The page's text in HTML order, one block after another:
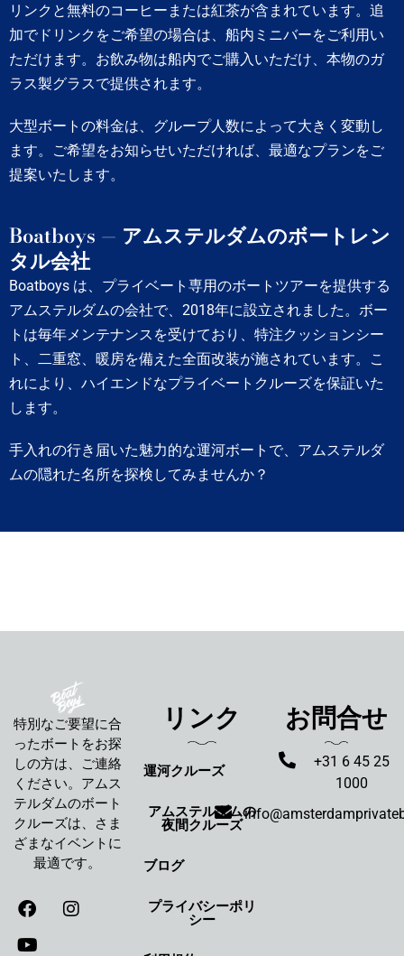
リンクと無料のコーヒーまたは紅茶が含まれています。追
加でドリンクをご希望の場合は、船内ミニバーをご利用い
ただけます。お飲み物は船内でご購入いただけ、本物のガ
ラス製グラスで提供されます。
大型ボートの料金は、グループ人数によって大きく変動し
ます。ご希望をお知らせいただければ、最適なプランをご
提案いたします。
Boatboys — アムステルダムのボートレン
タル会社
Boatboys は、プライベート専用のボートツアーを提供する
アムステルダムの会社で、2018年に設立されました。ボー
トは毎年メンテナンスを受けており、特注クッションシー
ト、二重窓、暖房を備えた全面改装が施されています。こ
れにより、ハイエンドなプライベートクルーズを保証いた
します。
手入れの行き届いた魅力的な運河ボートで、アムステルダ
ムの隠れた名所を探検してみませんか？
特別なご要望に合
ったボートをお探
しの方は、ご連絡
ください。アムス
テルダムのボート
クルーズは、さま
ざまなイベントに
最適です。
リンク
運河クルーズ
アムステルダムの
夜間クルーズ
ブログ
プライバシーポリ
シー
お問合せ
+31 6 45 25
1000